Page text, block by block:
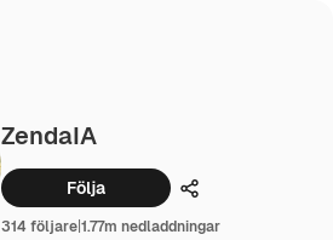
ZendaIA
Följa Dela
314 följare|1.77m nedladdningar